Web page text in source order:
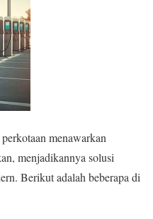
menawarkan
menjadikannya solusi
Berikut adalah beberapa di